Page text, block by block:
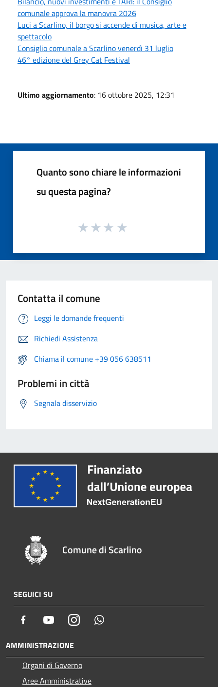
comunale approva la manovra 2026
Luci a Scarlino, il borgo si accende di musica, arte e
spettacolo
Consiglio comunale a Scarlino venerdì 31 luglio
46° edizione del Grey Cat Festival
Ultimo aggiornamento: 16 ottobre 2025, 12:31
Quanto sono chiare le informazioni
su questa pagina?
Contatta il comune
Leggi le domande frequenti
Richiedi Assistenza
Chiama il comune +39 056 638511
Problemi in città
Segnala disservizio
Comune di Scarlino
SEGUICI SU
Facebook YoutubeInstagram
AMMINISTRAZIONE
Organi di Governo
Aree Amministrative